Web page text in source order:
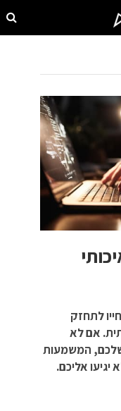
לתחזק
אם לא
שלכם, המשמעות
יגיעו אליכם.